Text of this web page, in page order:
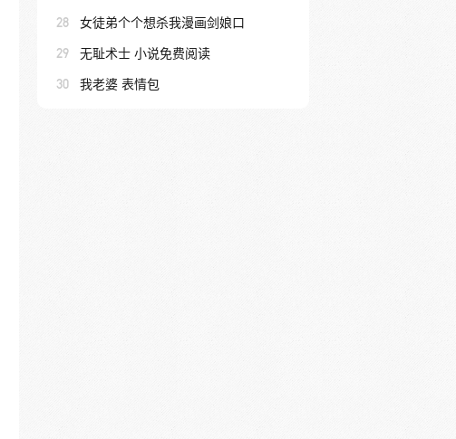
28 女徒弟个个想杀我漫画剑娘口
29 无耻术士 小说免费阅读
30 我老婆 表情包